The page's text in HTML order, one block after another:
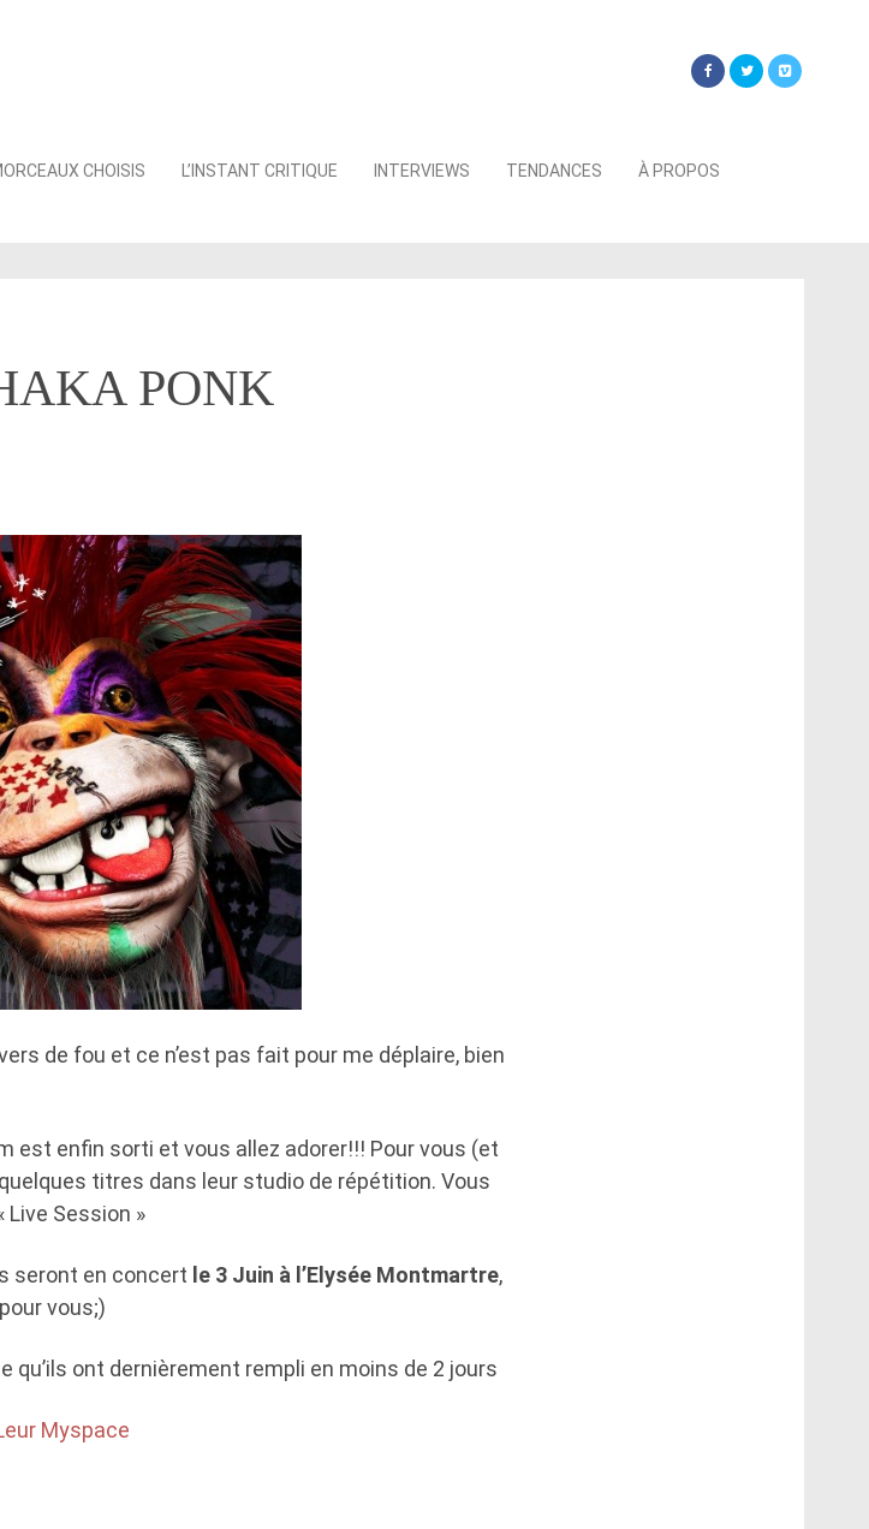
CHOISIS L’INSTANT CRITIQUE INTERVIEWS TENDANCES À PROPOS
PONK
de fou et ce n’est pas fait pour me déplaire, bien
est enfin sorti et vous allez adorer!!! Pour vous (et
titres dans leur studio de répétition. Vous
Session »
seront en concert le 3 Juin à l’Elysée Montmartre,
vous;)
qu’ils ont dernièrement rempli en moins de 2 jours
Myspace